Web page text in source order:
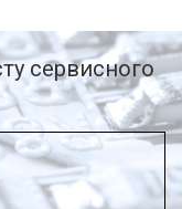
сервисного